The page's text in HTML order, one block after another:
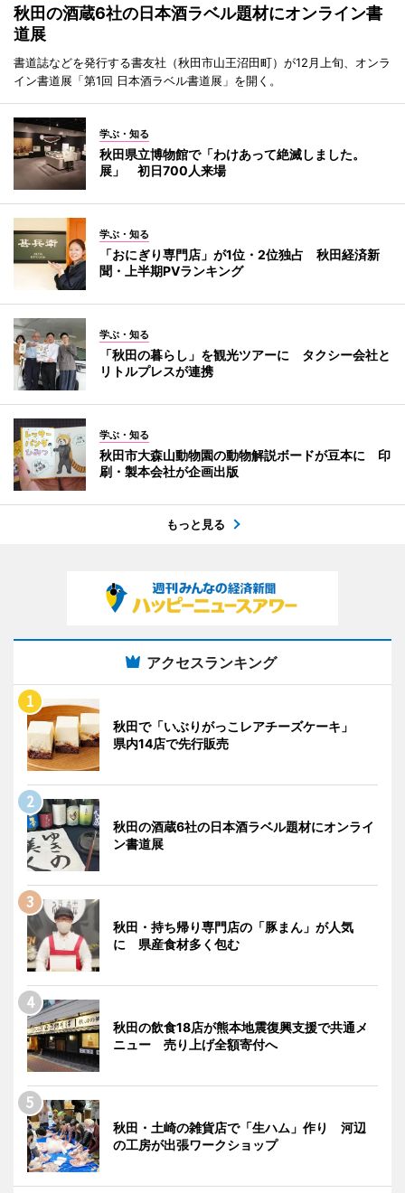
秋田の酒蔵6社の日本酒ラベル題材にオンライン書
道展
書道誌などを発行する書友社（秋田市山王沼田町）が12月上旬、オンラ
イン書道展「第1回 日本酒ラベル書道展」を開く。
学ぶ・知る
秋田県立博物館で「わけあって絶滅しました。
展」 初日700人来場
学ぶ・知る
「おにぎり専門店」が1位・2位独占 秋田経済新
聞・上半期PVランキング
学ぶ・知る
「秋田の暮らし」を観光ツアーに タクシー会社と
リトルプレスが連携
学ぶ・知る
秋田市大森山動物園の動物解説ボードが豆本に 印
刷・製本会社が企画出版
もっと見る
アクセスランキング
秋田で「いぶりがっこレアチーズケーキ」
県内14店で先行販売
秋田の酒蔵6社の日本酒ラベル題材にオンライ
ン書道展
秋田・持ち帰り専門店の「豚まん」が人気
に 県産食材多く包む
秋田の飲食18店が熊本地震復興支援で共通メ
ニュー 売り上げ全額寄付へ
秋田・土崎の雑貨店で「生ハム」作り 河辺
の工房が出張ワークショップ